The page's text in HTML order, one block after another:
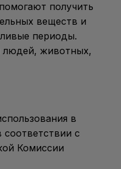
получить
веществ и
периоды.
людей, животных,
в
соответствии с
Комиссии